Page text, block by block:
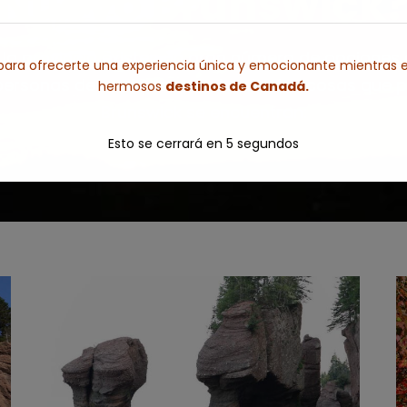
provincia existen un gran número de
de cualquier edad; entre las cosas que
ofrecerte una experiencia única y emocionante mientras
hermosos destinos de Canadá.
Esto se cerrará en 3 segundos